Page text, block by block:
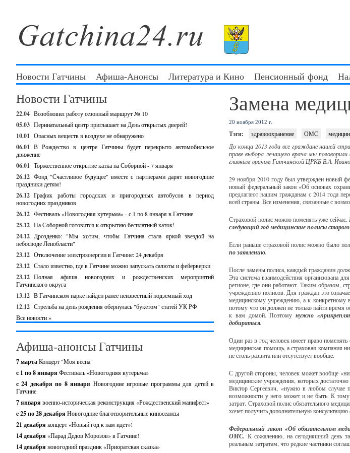
Новости Гатчины Афиша-Анонсы Литература и Кино Пенсионный фонд
Новости Гатчины
22.04 Возобновил работу сезонный маршрут № 10
05.03 Перинатальный центр приглашает на День открытых дверей!
10.01 Опасных веществ в воздухе не обнаружено
06.01 В Рождество в центре Гатчины будет перекрыто автомобильное
движение
06.01 Торжественное открытие катка на Соборной - 7 января
26.12 Фонд "Счастливое будущее" вместе с партнерами дарят новогодние
праздники детям!
26.12 График работы городских и пригородных автобусов в период
новогодних праздников
26.12 Фестиваль «Новогодняя кутерьма» - с 1 по 8 января в Гатчине
25.12 На Соборной готовится к открытию бесплатный каток!
24.12 Дрозденко: "Мы хотим, чтобы Гатчина стала яркой звездой на
небосводе Ленобласти"
23.12 Отключение электроэнергии в Гатчине: 24 декабря
23.12 Стало известно, где в Гатчине можно запускать салюты и фейерверки
23.12 Полная афиша новогодних и рождественских мероприятий
Гатчинского округа
13.12 В Гатчинском парке найден ранее неизвестный подземный ход
12.12 Стрельба на день рождения обернулась "букетом" статей УК РФ
Все новости »
Афиша-анонсы Гатчины
7 мартаКонцерт "Моя весна"
с 1 по 8 января Фестиваль «Новогодняя кутерьма»
с 24 декабря по 8 января Новогодние игровые программы для детей в
Гатчине
7 января военно-историческая реконструкция «Рождественский манифест»
c 25 по 28 декабря Новогодние благотворительные киносеансы
21 декабря концерт «Новый год к нам идет»!
14 декабря «Парад Дедов Морозов» в Гатчине!
14 декабря новогодний праздник «Приоратская сказка»
Замена
20 ноября 2012 г.
Тэги: здравоохранение ОМС
До конца 2013 года все граждане нашей
праве выбора лечащего врача мы
главным врачом Гатчинской ЦРКБ В.А.
29 ноября 2010 году был утвержден новый
новый федеральный закон «Об основах
предлагают нашим гражданам с 2014 года
всей страны. Все изменения, связанные с
Страховой полис можно поменять уже сейчас.
следующий год медицинские полисы
Если раньше страховой полис можно было
по заявлению.
После замены полиса, каждый гражданин
Эта система взаимодействия организована
регионе, где они работают. Таким образом,
учреждению полисов. Для граждан это
медицинскому учреждению, а к конкретному
потому что он должен не только найти время
к вам домой. Поэтому нужно
добираться.
Один раз в год человек имеет право
медицинская помощь, а страховая компания
не столь развита или отсутствует вообще.
С другой стороны, человек может вообще
медицинские учреждения, которых
Виктор Сергеевич, «нужно в любом случае
возможности у него может и не быть. К тому
затрат. Страховой полис обязательного
хочет получить дополнительную консультацию
Федеральный закон «Об обязательном
ОМС. К сожалению, на сегодняшний день
реальным затратам, что редкие частники